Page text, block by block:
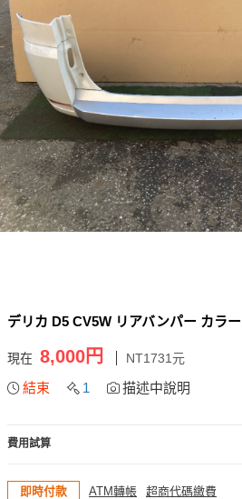
デリカ D5 CV5W リアバンパー カラ
現在 8,000円 NT1731元
結束 1 描述中說明
費用試算
即時付款 ATM轉帳 超商代碼繳費